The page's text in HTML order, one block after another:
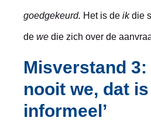
goedgekeurd. Het is de ikdie
de we die zich over de
Misverstand 3:
nooit we, dat
informeel’